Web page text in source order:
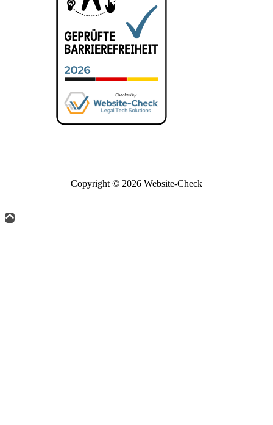
Copyright © 2026 Website-Check